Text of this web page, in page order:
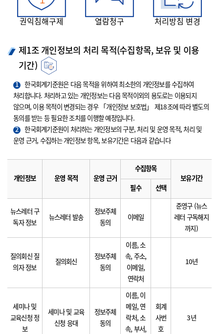
권익침해구제 열람청구 처리방침 변경
제1조 개인정보의 처리 목적(수집항목, 보유 및 이용
기간)
1
한국회계기준원은 다음 목적을 위하여 최소한의 개인정보를 수집하여
처리합니다. 처리하고 있는 개인정보는 다음 목적이외의 용도로는 이용되지
않으며, 이용 목적이 변경되는 경우 「개인정보 보호법」 제18조에 따라 별도의
동의를 받는 등 필요한 조치를 이행할 예정입니다.
2
한국회계기준원이 처리하는 개인정보의 구분, 처리 및 운영 목적, 처리 및
운영 근거, 수집하는 개인정보 항목, 보유기간은 다음과 같습니다
개인정보 운영 목적 운영 근거
수집항목
보유기간
필수
선택
뉴스레터 구
독자 정보
뉴스레터 발송
정보주체
동의
이메일
준영구 (뉴스
레터 구독해지
까지)
질의회신 질
의자 정보
질의회신
정보주체
동의
이름, 소
속, 주소,
이메일,
연락처
10년
세미나 및
교육신청 정
보
세미나 및 교육
신청 응대
정보주체
동의
이름, 이
메일, 연
락처, 소
속, 부서,
회계
사번
호
3년